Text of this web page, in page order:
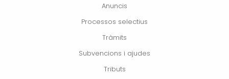
Anuncis
Processos selectius
Tràmits
Subvencions i ajudes
Tributs